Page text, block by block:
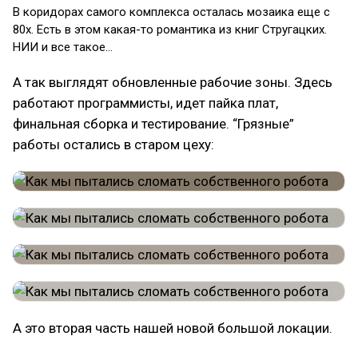
В коридорах самого комплекса осталась мозаика еще с
80х. Есть в этом какая-то романтика из книг Стругацких.
НИИ и все такое…
А так выглядят обновленные рабочие зоны. Здесь
работают программисты, идет пайка плат,
финальная сборка и тестирование. “Грязные”
работы остались в старом цеху:
А это вторая часть нашей новой большой локации.